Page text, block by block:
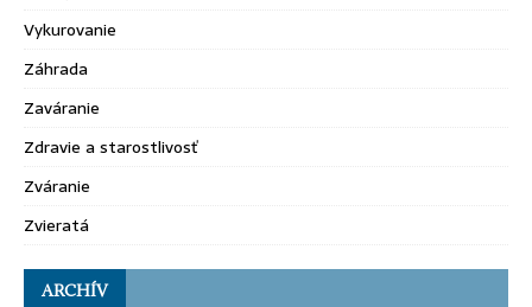
Vykurovanie
Záhrada
Zaváranie
Zdravie a starostlivosť
Zváranie
Zvieratá
ARCHÍV